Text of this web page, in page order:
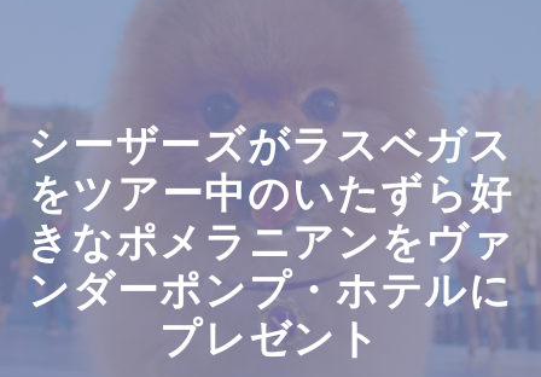
シーザーズがラスベガス
をツアー中のいたずら好
きなポメラニアンをヴァ
ンダーポンプ・ホテルに
プレゼント